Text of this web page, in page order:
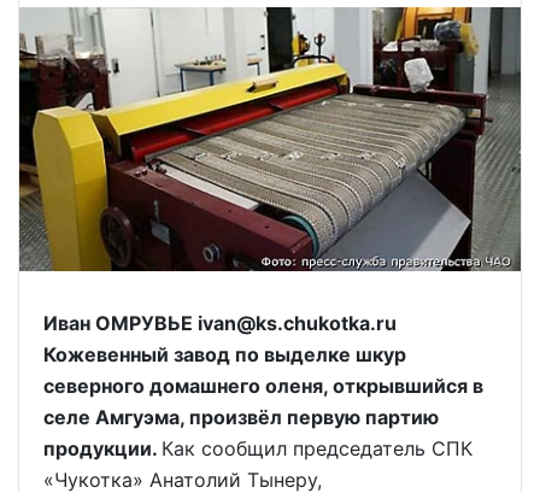
Иван ОМРУВЬЕ ivan@ks.chukotka.ru
Кожевенный завод по выделке шкур
северного домашнего оленя, открывшийся в
селе Амгуэма, произвёл первую партию
продукции. Как сообщил председатель СПК
«Чукотка» Анатолий Тынеру,